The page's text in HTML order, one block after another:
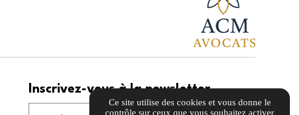
Inscrivez-vous à la newsletter
Ce site utilise des cookies et vous donne le
contrôle sur ceux que vous souhaitez activer